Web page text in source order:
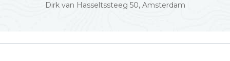
Dirk van Hasseltssteeg 50, Amsterdam